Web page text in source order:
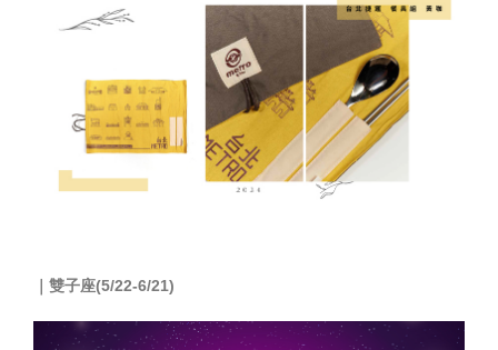
雙子座(5/22-6/21)